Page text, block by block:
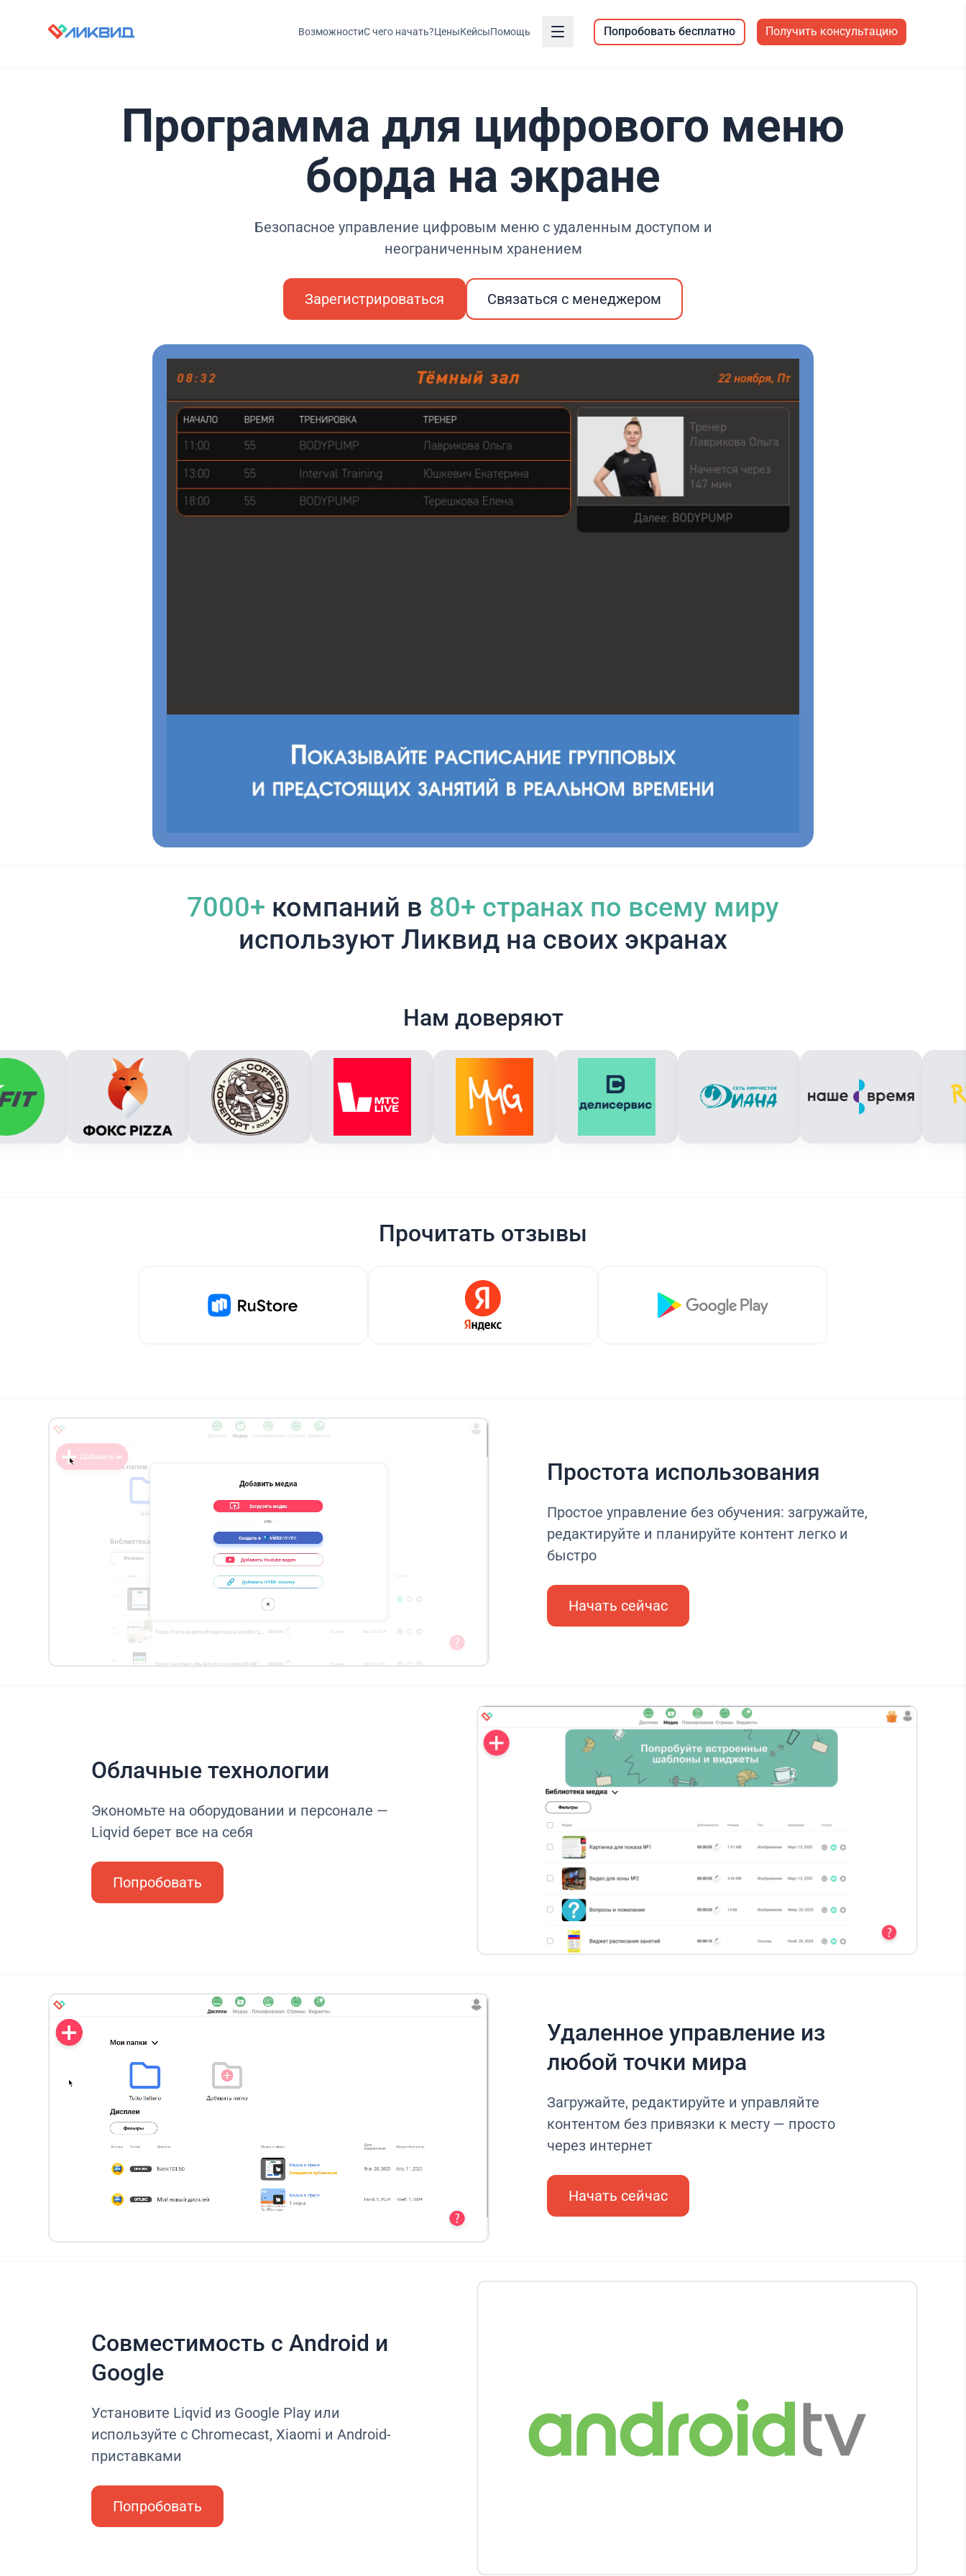
ВозможностиС чего начать?ЦеныКейсыПомощь Попробовать бесплатно Получить консультацию
Программа для цифрового меню
борда на экране
Безопасное управление цифровым меню с удаленным доступом и
неограниченным хранением
Зарегистрироваться Связаться с менеджером
7000+ компаний в 80+ cтранах по всему миру
используют Ликвид на своих экранах
Нам доверяют
Прочитать отзывы
Простота использования
Простое управление без обучения: загружайте,
редактируйте и планируйте контент легко и
быстро
Начать сейчас
Облачные технологии
Экономьте на оборудовании и персонале —
Liqvid берет все на себя
Попробовать
Удаленное управление из
любой точки мира
Загружайте, редактируйте и управляйте
контентом без привязки к месту — просто
через интернет
Начать сейчас
Совместимость с Android и
Google
Установите Liqvid из Google Play или
используйте с Chromecast, Xiaomi и Android-
приставками
Попробовать